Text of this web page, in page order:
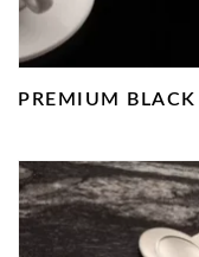
PREMIUM BLACK